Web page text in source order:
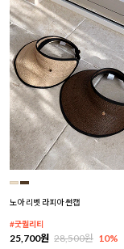
노아 리벳 라피아 썬캡
#굿퀄리티
25,700원 28,500원 10%